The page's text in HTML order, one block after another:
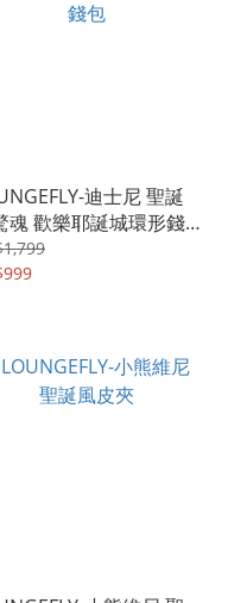
迪士尼 聖誕
魂 歡樂耶誕城環形錢